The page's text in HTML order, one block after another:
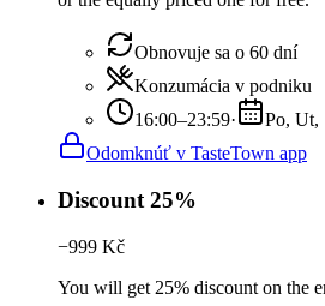
Obnovuje sa o 60 dní
Konzumácia v podniku
16:00–23:59· Po, Ut,
Odomknúť v TasteTown app
Discount 25%
−999 Kč
You will get 25% discount on the